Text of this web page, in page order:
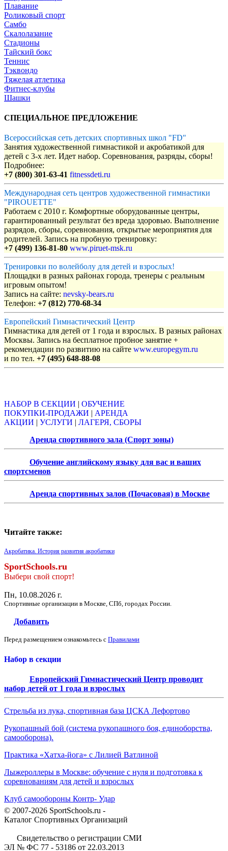
Плавание
Роликовый спорт
Самбо
Скалолазание
Стадионы
Тайский бокс
Теннис
Тэквондо
Тяжелая атлетика
Фитнес-клубы
Шашки
СПЕЦИАЛЬНОЕ ПРЕДЛОЖЕНИЕ
Всероссийская сеть детских спортивных школ "FD"
Занятия художественной гимнастикой и акробатикой для
детей с 3-х лет. Идет набор. Соревнования, разряды, сборы!
Подробнее:
+7 (800) 301-63-41 fitnessdeti.ru
Международная сеть центров художественной гимнастики
"PIROUETTE"
Работаем с 2010 г. Комфортные оборудованные центры,
гарантированный результат без вреда здоровью. Выполнение
разрядов, сборы, соревнования, открытые мероприятия для
родителей. Запись на пробную тренировку:
+7 (499) 136-81-80 www.piruet-msk.ru
Тренировки по волейболу для детей и взрослых!
Площадки в разных районах города, тренеры с реальным
игровым опытом!
Запись на сайте: nevsky-bears.ru
Телефон: +7 (812) 770-68-34
Европейский Гимнастический Центр
Гимнастика для детей от 1 года и взрослых. В разных районах
Москвы. Запись на бесплатное пробное занятие +
рекомендации по развитию на сайте www.europegym.ru
и по тел. +7 (495) 648-88-08
НАБОР В СЕКЦИИ | ОБУЧЕНИЕ
ПОКУПКИ-ПРОДАЖИ | АРЕНДА
АКЦИИ | УСЛУГИ | ЛАГЕРЯ, СБОРЫ
Аренда спортивного зала (Спорт зоны)
Обучение английскому языку для вас и ваших
спортсменов
Аренда спортивных залов (Почасовая) в Москве
Читайте также:
Акробатика. История развития акробатики
SportSchools.ru
Выбери свой спорт!
Пн, 10.08.2026 г.
Спортивные организации в Москве, СПб, городах России.
Добавить
Перед размещением ознакомьтесь с Правилами
Набор в секции
Европейский Гимнастический Центр проводит
набор детей от 1 года и взрослых
Стрельба из лука, спортивная база ЦСКА Лефортово
Рукопашный бой (система рукопашного боя, единоборства,
самооборона).
Практика «Хатха-йога» с Лилией Ватлиной
Лыжероллеры в Москве: обучение с нуля и подготовка к
соревнованиям для детей и взрослых
Клуб самообороны Контр- Удар
© 2007-2026 SportSchools.ru -
Каталог Спортивных Организаций
Свидетельство о регистрации СМИ
ЭЛ № ФС 77 - 53186 от 22.03.2013